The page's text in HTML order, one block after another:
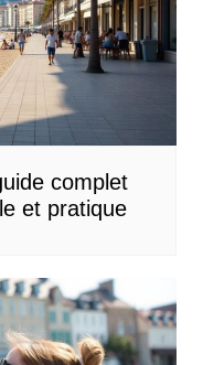
complet
et pratique